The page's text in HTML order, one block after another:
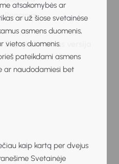
atsakomybės ar
ar už šiose svetainėse
asmens duomenis,
vietos duomenis.
pateikdami asmens
ar naudodamiesi bet
kaip kartą per dvejus
Svetainėje
Renginiai
Senoji svetainės versija